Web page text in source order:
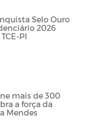
Selo Ouro
2026
PI
mais de 300
a força da
Mendes